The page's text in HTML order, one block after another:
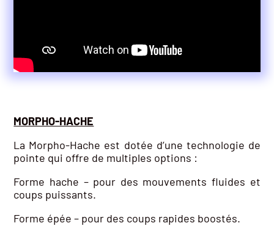
MORPHO-HACHE
La Morpho-Hache est dotée d’une technologie de
pointe qui offre de multiples options :
Forme hache – pour des mouvements fluides et
coups puissants.
Forme épée – pour des coups rapides boostés.